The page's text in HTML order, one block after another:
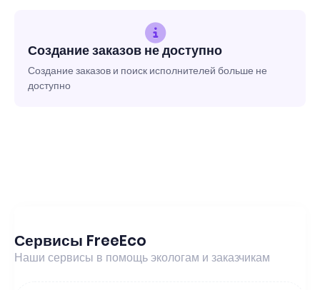
Создание заказов не доступно
Создание заказов и поиск исполнителей больше не
доступно
Сервисы FreeEco
Наши сервисы в помощь экологам и заказчикам